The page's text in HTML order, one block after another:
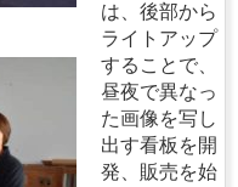
は、後部から
ライトアップ
することで、
昼夜で異なっ
た画像を写し
出す看板を開
発、販売を始